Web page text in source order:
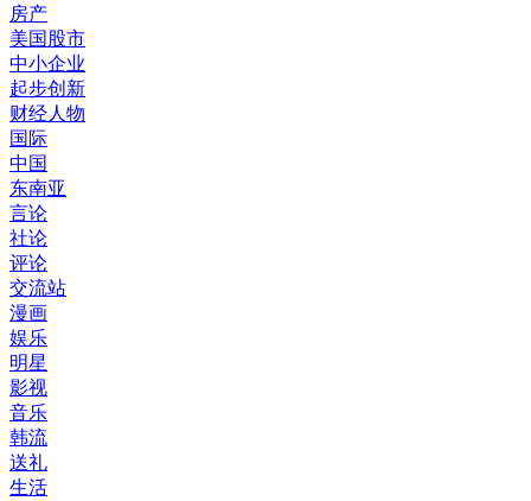
房产
美国股市
中小企业
起步创新
财经人物
国际
中国
东南亚
言论
社论
评论
交流站
漫画
娱乐
明星
影视
音乐
韩流
送礼
生活